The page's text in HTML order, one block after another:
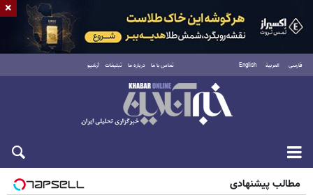
فارسی العربية English تماس با ما درباره ما تبلیغات آرشیو
پنجشنبه ۱۵ مرداد ۱۴۰۵
مطالب پیشنهادی
×